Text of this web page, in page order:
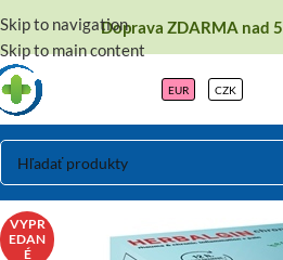
Skip to navigation
Skip to main content
Doprava ZDARMA nad
EUR CZK
VYPR
EDAN
É